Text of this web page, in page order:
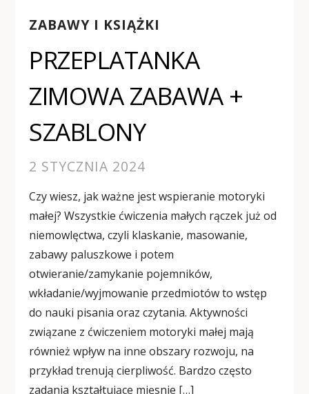
ZABAWY I KSIĄŻKI
PRZEPLATANKA
ZIMOWA ZABAWA +
SZABLONY
2 STYCZNIA 2024
Czy wiesz, jak ważne jest wspieranie motoryki
małej? Wszystkie ćwiczenia małych rączek już od
niemowlęctwa, czyli klaskanie, masowanie,
zabawy paluszkowe i potem
otwieranie/zamykanie pojemników,
wkładanie/wyjmowanie przedmiotów to wstęp
do nauki pisania oraz czytania. Aktywności
związane z ćwiczeniem motoryki małej mają
również wpływ na inne obszary rozwoju, na
przykład trenują cierpliwość. Bardzo często
zadania kształtujące mięsnie […]